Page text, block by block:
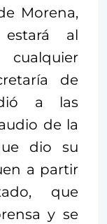
Morena,
al
de
a las
de la
dio su
a partir
que
y se